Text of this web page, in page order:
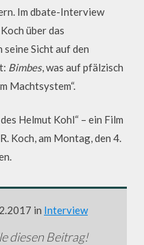
Im dbate-Interview
über das
seine Sicht auf den
Bimbes, was auf pfälzisch
Machtsystem“.
Helmut Kohl“ – ein Film
Koch, am Montag, den 4.
in Interview
diesen Beitrag!